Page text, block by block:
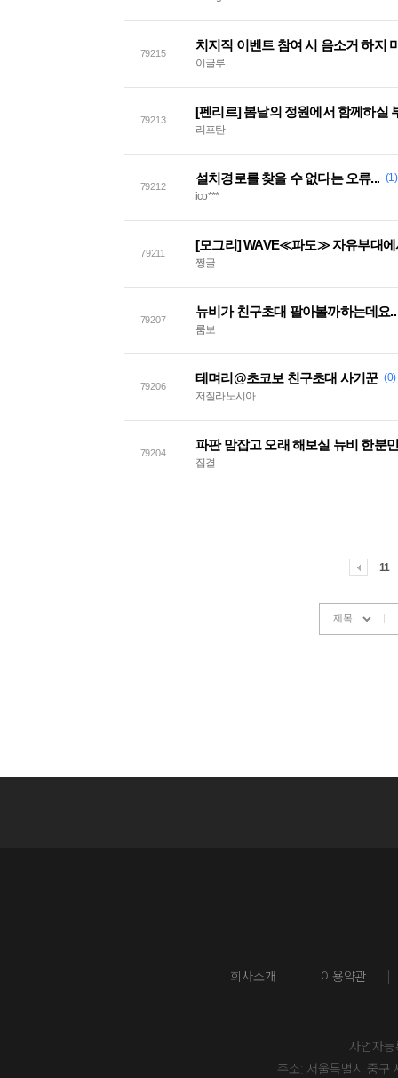
79215
치지직 이벤트 참여 시 음소거 하지
이글루
79213
[펜리르] 봄날의 정원에서 함께하실
리프탄
79212
설치경로를 찾을 수 없다는 오류... (1)
ico***
79211
[모그리] WAVE≪파도≫ 자유부대에
쩡글
79207
뉴비가 친구초대 팔아볼까하는데요..
룸보
79206
테며리@초코보 친구초대 사기꾼 (0)
저질라노시아
79204
파판 맘잡고 오래 해보실 뉴비 한분
집결
11
회사소개 이용약관
사업자
주소: 서울특별시 중구